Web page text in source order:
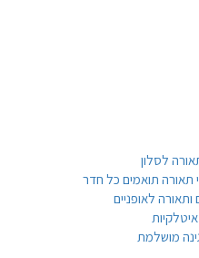
לסלון
תאורה תואמים כל חדר
לאופניים
מושלמת